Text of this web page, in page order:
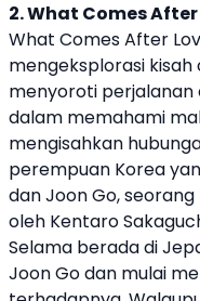
2. What Comes After
What Comes After
mengeksplorasi
menyoroti
dalam memahami
mengisahkan
perempuan Korea
dan Joon Go,
oleh Kentaro
Selama berada di
Joon Go dan mulai